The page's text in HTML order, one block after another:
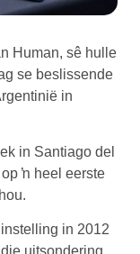
Human, sê hulle
se beslissende
in
in Santiago del
ŉ heel eerste
in 2012